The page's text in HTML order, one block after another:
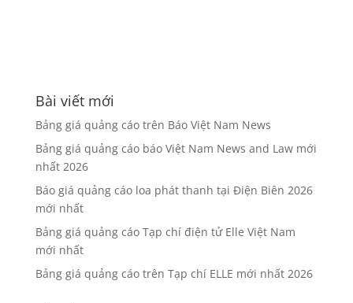
Bài viết mới
Bảng giá quảng cáo trên Báo Việt Nam News
Bảng giá quảng cáo báo Việt Nam News and Law mới
nhất 2026
Báo giá quảng cáo loa phát thanh tại Điện Biên 2026
mới nhất
Bảng giá quảng cáo Tạp chí điện tử Elle Việt Nam
mới nhất
Bảng giá quảng cáo trên Tạp chí ELLE mới nhất 2026